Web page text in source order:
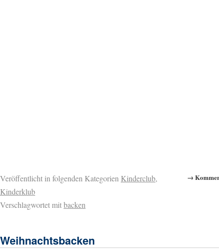
→
Veröffentlicht in folgenden Kategorien Kinderclub,
Kinderklub
Verschlagwortet mitbacken
Weihnachtsbacken